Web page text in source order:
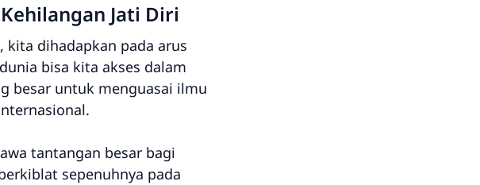
Jati Diri
dihadapkan pada arus
bisa kita akses dalam
besar untuk menguasai ilmu
tantangan besar bagi
sepenuhnya pada